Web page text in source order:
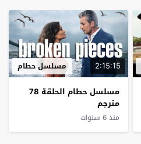
2:15:15 مسلسل حطام
مسلسل حطام الحلقة 78
مترجم
منذ 6 سنوات